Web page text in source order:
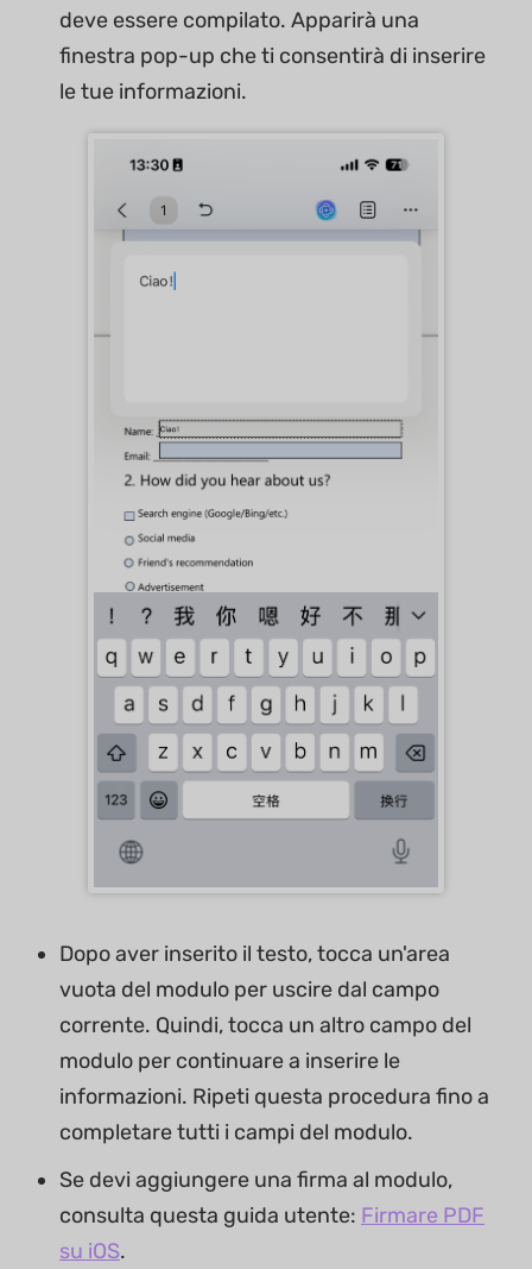
deve essere compilato. Apparirà una
finestra pop-up che ti consentirà di inserire
le tue informazioni.
Dopo aver inserito il testo, tocca un'area
vuota del modulo per uscire dal campo
corrente. Quindi, tocca un altro campo del
modulo per continuare a inserire le
informazioni. Ripeti questa procedura fino a
completare tutti i campi del modulo.
Se devi aggiungere una firma al modulo,
consulta questa guida utente: Firmare PDF
su iOS.